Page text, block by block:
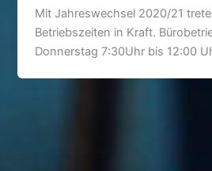
Mit Jahreswechsel 2020/21
Betriebszeiten in Kraft.
Donnerstag 7:30Uhr bis 12:00